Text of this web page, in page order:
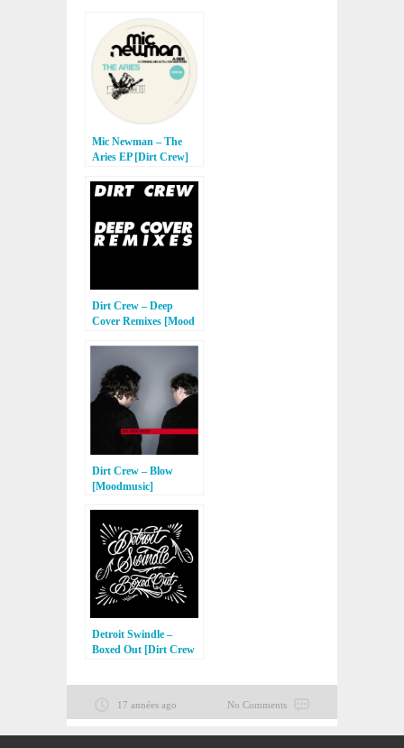
Mic Newman – The
Aries EP [Dirt Crew]
Dirt Crew – Deep
Cover Remixes [Mood
Dirt Crew – Blow
[Moodmusic]
Detroit Swindle –
Boxed Out [Dirt Crew
17 années ago No Comments